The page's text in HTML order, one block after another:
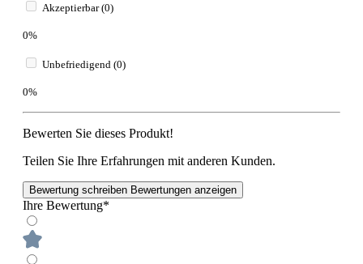
Akzeptierbar (0)
0%
Unbefriedigend (0)
0%
Bewerten Sie dieses Produkt!
Teilen Sie Ihre Erfahrungen mit anderen Kunden.
Bewertung schreiben Bewertungen anzeigen
Ihre Bewertung*